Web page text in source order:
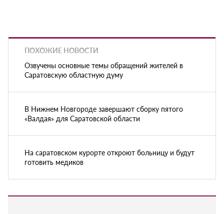
ПОХОЖИЕ НОВОСТИ
Озвучены основные темы обращений жителей в
Саратовскую областную думу
В Нижнем Новгороде завершают сборку пятого
«Валдая» для Саратовской области
На саратовском курорте откроют больницу и будут
готовить медиков